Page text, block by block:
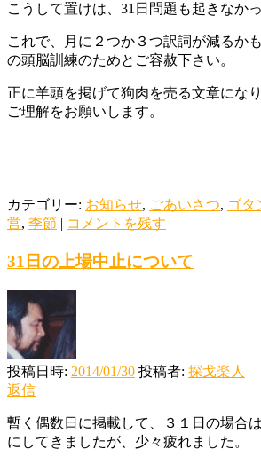
こうして置けは、31日問題も起きなか
これで、月に２つか３つ訳詞が減るか
の頭脳訓練のためとご容赦下さい。
正に羊頭を掲げて狗肉を売る文章にな
ご理解をお願いします。
カテゴリー: お知らせ, ごあいさつ, ゴタ
営, 季節 | コメントを残す
31日の上場中止について
投稿日時: 2014/01/30 投稿者: 探戈楽人
返信
暫く偶数日に掲載して、３１日の場合
にしてきましたが、少々疲れました。